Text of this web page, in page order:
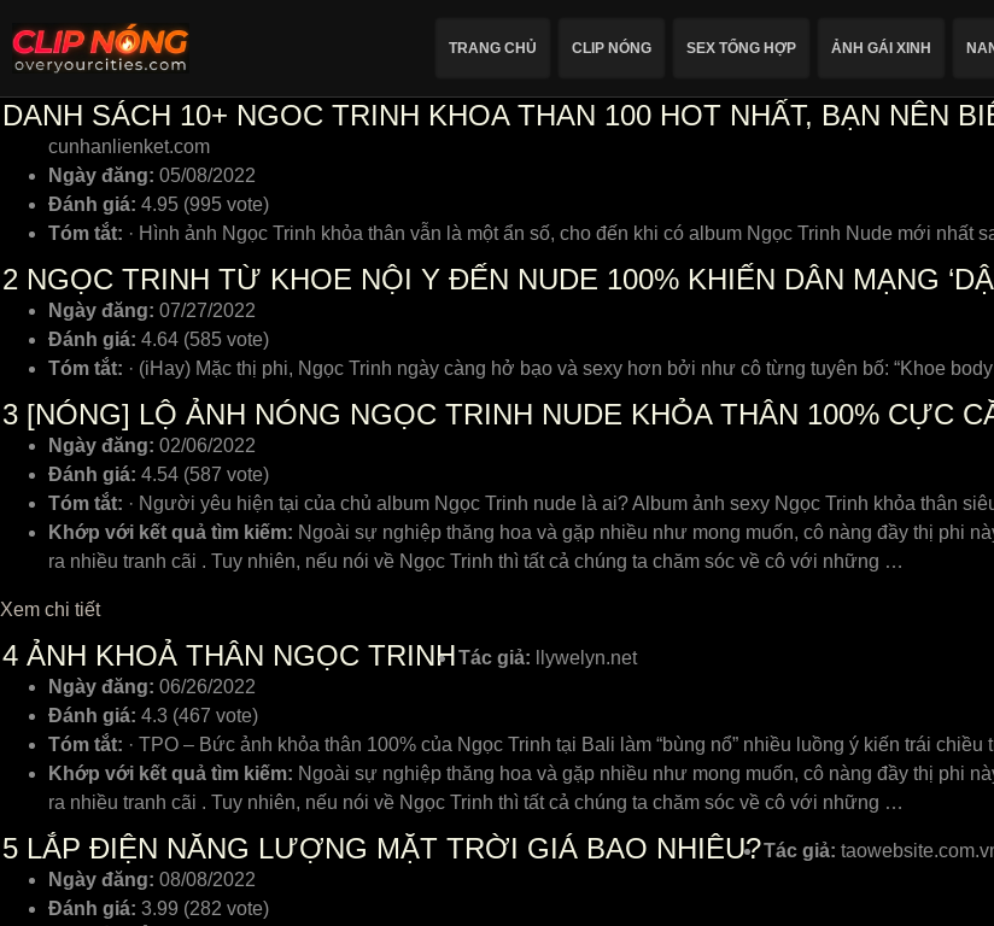
TRANG CHỦ CLIP NÓNG SEX TỔNG HỢP ẢNH GÁI XINH
DANH SÁCH 10+ NGOC TRINH KHOA THAN 100 HOT NHẤT, BẠN NÊN
cunhanlienket.com
Ngày đăng: 05/08/2022
Đánh giá: 4.95 (995 vote)
Tóm tắt: · Hình ảnh Ngọc Trinh khỏa thân vẫn là một ẩn số, cho đến khi có album Ngọc Trinh Nude mới nhất
2 NGỌC TRINH TỪ KHOE NỘI Y ĐẾN NUDE 100% KHIẾN DÂN MẠNG
Ngày đăng: 07/27/2022
Đánh giá: 4.64 (585 vote)
Tóm tắt: · (iHay) Mặc thị phi, Ngọc Trinh ngày càng hở bạo và sexy hơn bởi như cô từng tuyên bố: “Khoe
3 [NÓNG] LỘ ẢNH NÓNG NGỌC TRINH NUDE KHỎA THÂN 100% CỰC
Ngày đăng: 02/06/2022
Đánh giá: 4.54 (587 vote)
Tóm tắt: · Người yêu hiện tại của chủ album Ngọc Trinh nude là ai? Album ảnh sexy Ngọc Trinh khỏa thân
Khớp với kết quả tìm kiếm: Ngoài sự nghiệp thăng hoa và gặp nhiều như mong muốn, cô nàng đầy thị phi
ra nhiều tranh cãi . Tuy nhiên, nếu nói về Ngọc Trinh thì tất cả chúng ta chăm sóc về cô với những …
Xem chi tiết
4 ẢNH KHOẢ THÂN NGỌC TRINHTác giả: llywelyn.net
Ngày đăng: 06/26/2022
Đánh giá: 4.3 (467 vote)
Tóm tắt: · TPO – Bức ảnh khỏa thân 100% của Ngọc Trinh tại Bali làm “bùng nổ” nhiều luồng ý kiến trái
Khớp với kết quả tìm kiếm: Ngoài sự nghiệp thăng hoa và gặp nhiều như mong muốn, cô nàng đầy thị phi
ra nhiều tranh cãi . Tuy nhiên, nếu nói về Ngọc Trinh thì tất cả chúng ta chăm sóc về cô với những …
5 LẮP ĐIỆN NĂNG LƯỢNG MẶT TRỜI GIÁ BAO NHIÊU?Tác giả:
Ngày đăng: 08/08/2022
Đánh giá: 3.99 (282 vote)